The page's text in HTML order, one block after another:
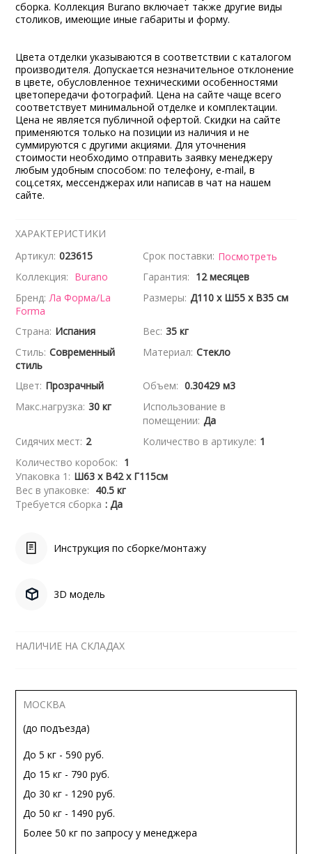
сборка. Коллекция Burano включает также другие виды
столиков, имеющие иные габариты и форму.
Цвета отделки указываются в соответствии с каталогом
производителя. Допускается незначительное отклонение
в цвете, обусловленное техническими особенностями
цветопередачи фотографий. Цена на сайте чаще всего
соответствует минимальной отделке и комплектации.
Цена не является публичной офертой. Скидки на сайте
применяются только на позиции из наличия и не
суммируются с другими акциями. Для уточнения
стоимости необходимо отправить заявку менеджеру
любым удобным способом: по телефону, e-mail, в
соц.сетях, мессенджерах или написав в чат на нашем
сайте.
ХАРАКТЕРИСТИКИ
Артикул: 023615 Срок поставки: Посмотреть
Коллекция: Burano Гарантия: 12 месяцев
Бренд: Ла Форма/La
Forma
Размеры: Д110 x Ш55 x В35 см
Страна: Испания Вес: 35 кг
Стиль: Современный
стиль
Материал: Стекло
Цвет: Прозрачный Объем: 0.30429 м3
Макс.нагрузка: 30 кг
Использование в
помещении: Да
Сидячих мест: 2 Количество в артикуле: 1
Количество коробок: 1
Упаковка 1: Ш63 x В42 x Г115см
Вес в упаковке: 40.5 кг
Требуется сборка : Да
Инструкция по сборке/монтажу
3D модель
НАЛИЧИЕ НА СКЛАДАХ
МОСКВА
(до подъезда)
До 5 кг - 590 руб.
До 15 кг - 790 руб.
До 30 кг - 1290 руб.
До 50 кг - 1490 руб.
Более 50 кг по запросу у менеджера